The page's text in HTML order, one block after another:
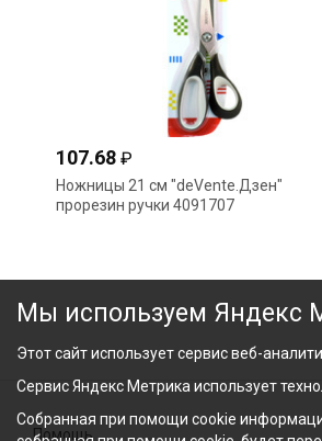
107.68 ₽
Ножницы 21 см "deVente.Дзен"
прорезин ручки 4091707
Помощь
Мы используем Яндекс
Этот сайт использует сервис веб-
Сервис Яндекс Метрика использует
Собранная при помощи cookie